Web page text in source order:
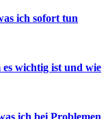
ich sofort tun
wichtig ist und wie
ich bei Problemen